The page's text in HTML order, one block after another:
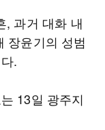
, 과거 대화 내
장윤기의 성범
.
13일 광주지